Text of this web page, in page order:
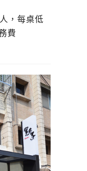
，每桌低
費